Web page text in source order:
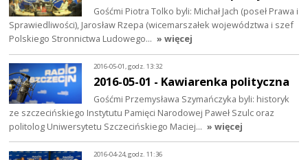
Gośćmi Piotra Tolko byli: Michał Jach (poseł Prawa i
Sprawiedliwości), Jarosław Rzepa (wicemarszałek województwa i szef
Polskiego Stronnictwa Ludowego… » więcej
2016-05-01, godz. 13:32
2016-05-01 - Kawiarenka polityczna
Gośćmi Przemysława Szymańczyka byli: historyk
ze szczecińskiego Instytutu Pamięci Narodowej Paweł Szulc oraz
politolog Uniwersytetu Szczecińskiego Maciej… » więcej
2016-04-24, godz. 11:36